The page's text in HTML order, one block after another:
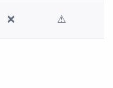
❌ ⚠️